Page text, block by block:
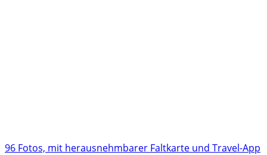
96 Fotos, mit herausnehmbarer Faltkarte und Travel-App